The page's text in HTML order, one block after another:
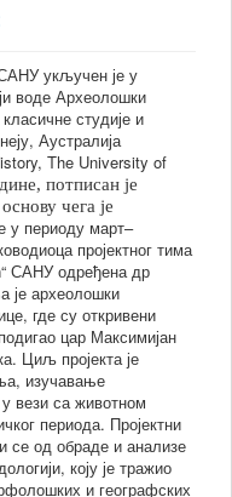
укључен је у
воде Археолошки
студије и
Аустралија
The University of
потписан је
чега је
у периоду март–
пројектног тима
САНУ одређена др
је археолошки
где су откривени
цар Максимијан
Циљ пројекта је
изучавање
вези са животном
периода. Пројектни
се од обраде и анализе
коју је тражио
и географских